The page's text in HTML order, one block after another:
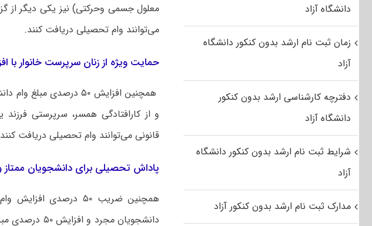
معلول جسمی وحرکتی) نیز یکی دیگر از
می‌توانند وام تحصیلی دریافت کنند.
حمایت ویژه از زنان سرپرست خانوار با
همچنین افزایش ۵۰ درصدی مبلغ وام دانشجوی
و از کارافتادگی همسر، سرپرستی فرزند
قانونی می‌توانند وام تحصیلی دریافت
پاداش تحصیلی برای دانشجویان ممتاز
همچنین ضریب ۵۰ درصدی افزایش وام تحصیلی برای
دانشجویان
دانشگاه آزاد
زمان ثبت نام ارشد بدون کنکور دانشگاه
آزاد
دفترچه کارشناسی ارشد بدون کنکور
دانشگاه آزاد
شرایط ثبت نام ارشد بدون کنکور دانشگاه
آزاد
مدارک ثبت نام ارشد بدون کنکور آزاد